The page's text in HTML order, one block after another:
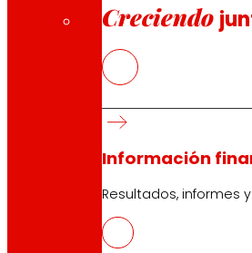
Creciendo
Información
Resultados, informes